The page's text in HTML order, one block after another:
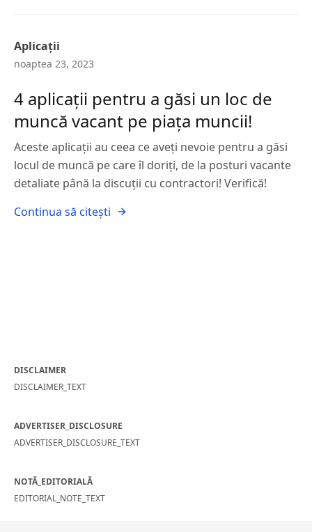
Aplicații
noaptea 23, 2023
4 aplicații pentru a găsi un loc de
muncă vacant pe piața muncii!
Aceste aplicații au ceea ce aveți nevoie pentru a găsi
locul de muncă pe care îl doriți, de la posturi vacante
detaliate până la discuții cu contractori! Verifică!
Continua să citești
DISCLAIMER
DISCLAIMER_TEXT
ADVERTISER_DISCLOSURE
ADVERTISER_DISCLOSURE_TEXT
NOTĂ_EDITORIALĂ
EDITORIAL_NOTE_TEXT